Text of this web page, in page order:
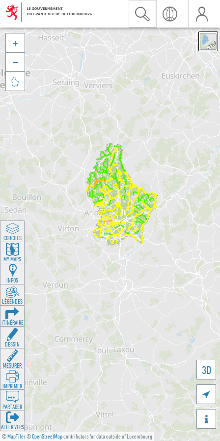
©MapTiler©OpenStreetMapcontributors for data outside of Luxembourg
3D





COUCHES
MY MAPS
INFOS
LÉGENDES
ITINÉRAIRE
DESSIN
MESURER
IMPRIMER
PARTAGER
ALLER VERS